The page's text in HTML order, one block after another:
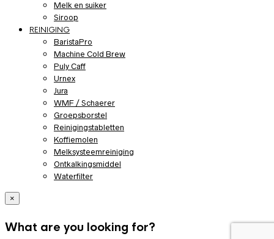
Melk en suiker
Siroop
REINIGING
BaristaPro
Machine Cold Brew
Puly Caff
Urnex
Jura
WMF / Schaerer
Groepsborstel
Reinigingstabletten
Koffiemolen
Melksysteemreiniging
Ontkalkingsmiddel
Waterfilter
×
What are you looking for?